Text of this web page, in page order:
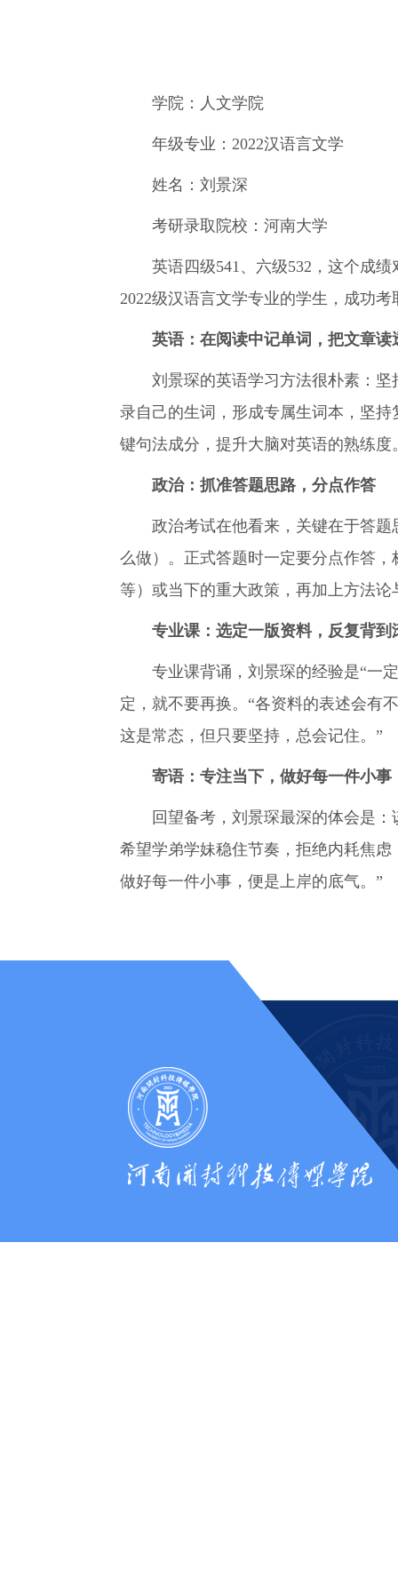
学院：人文学院
年级专业：2022汉语言文学
姓名：刘景深
考研录取院校：河南大学
英语四级541、六级532，这个成绩
2022级汉语言文学专业的学生，成功
英语：在阅读中记单词，把文章读
刘景琛的英语学习方法很朴素：坚
录自己的生词，形成专属生词本，坚
键句法成分，提升大脑对英语的熟练
政治：抓准答题思路，分点作答
政治考试在他看来，关键在于答题思
么做）。正式答题时一定要分点作答
等）或当下的重大政策，再加上方法
专业课：选定一版资料，反复背到
专业课背诵，刘景琛的经验是“一定
定，就不要再换。“各资料的表述会有
这是常态，但只要坚持，总会记住。”
寄语：专注当下，做好每一件小事
回望备考，刘景琛最深的体会是：
希望学弟学妹稳住节奏，拒绝内耗焦
做好每一件小事，便是上岸的底气。”